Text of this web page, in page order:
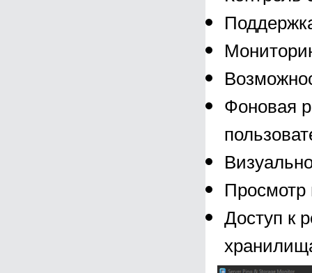
Фоновая
Доступ к